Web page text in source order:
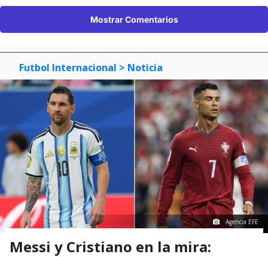
Mostrar Comentarios
Futbol Internacional > Noticia
Agencia EFE
Messi y Cristiano en la mira: